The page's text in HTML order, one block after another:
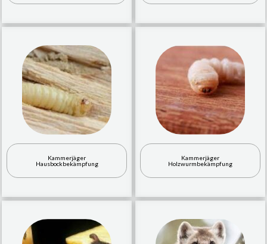
Kammerjäger
Hausbockbekämpfung
Kammerjäger
Holzwurmbekämpfung